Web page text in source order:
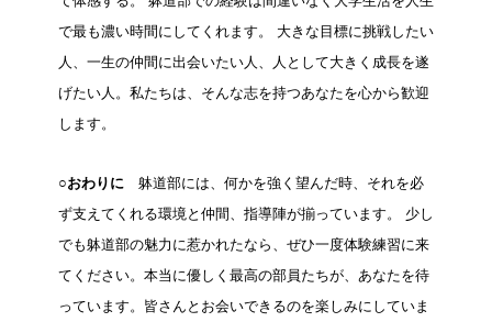
で最も濃い時間にしてくれます。 大きな目標に挑戦したい
人、一生の仲間に出会いたい人、人として大きく成長を遂
げたい人。私たちは、そんな志を持つあなたを心から歓迎
します。
○おわりに躰道部には、何かを強く望んだ時、それを必
ず支えてくれる環境と仲間、指導陣が揃っています。 少し
でも躰道部の魅力に惹かれたなら、ぜひ一度体験練習に来
てください。本当に優しく最高の部員たちが、あなたを待
っています。皆さんとお会いできるのを楽しみにしていま